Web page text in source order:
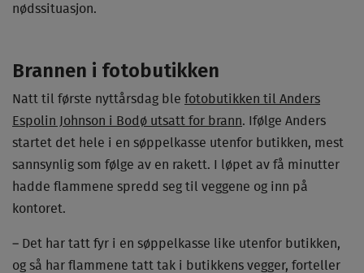
nødssituasjon.
Brannen i fotobutikken
Natt til første nyttårsdag ble fotobutikken til Anders
Espolin Johnson i Bodø utsatt for brann. Ifølge Anders
startet det hele i en søppelkasse utenfor butikken, mest
sannsynlig som følge av en rakett. I løpet av få minutter
hadde flammene spredd seg til veggene og inn på
kontoret.
– Det har tatt fyr i en søppelkasse like utenfor butikken,
og så har flammene tatt tak i butikkens vegger, forteller